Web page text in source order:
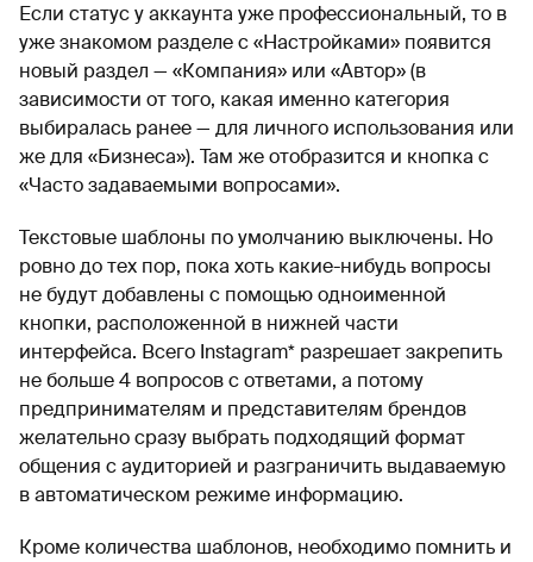
Если статус у аккаунта уже профессиональный, то в
уже знакомом разделе с «Настройками» появится
новый раздел — «Компания» или «Автор» (в
зависимости от того, какая именно категория
выбиралась ранее — для личного использования или
же для «Бизнеса»). Там же отобразится и кнопка с
«Часто задаваемыми вопросами».
Текстовые шаблоны по умолчанию выключены. Но
ровно до тех пор, пока хоть какие-нибудь вопросы
не будут добавлены с помощью одноименной
кнопки, расположенной в нижней части
интерфейса. Всего Instagram* разрешает закрепить
не больше 4 вопросов с ответами, а потому
предпринимателям и представителям брендов
желательно сразу выбрать подходящий формат
общения с аудиторией и разграничить выдаваемую
в автоматическом режиме информацию.
Кроме количества шаблонов, необходимо помнить и